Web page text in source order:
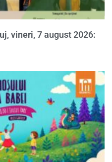
vineri, 7 august 2026: